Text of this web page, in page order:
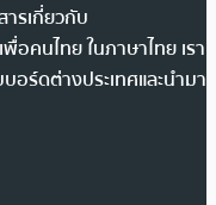
รเกี่ยวกับ
อคนไทย ในภาษาไทย เรา
อร์ดต่างประเทศและนำมา